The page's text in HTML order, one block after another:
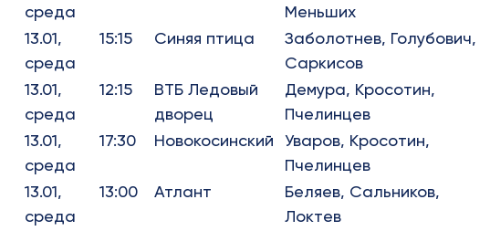
среда
Меньших
13.01,
среда
15:15 Синяя птица
Заболотнев, Голубович,
Саркисов
13.01,
среда
12:15
ВТБ Ледовый
дворец
Демура, Кросотин,
Пчелинцев
13.01,
среда
17:30 Новокосинский
Уваров, Кросотин,
Пчелинцев
13.01,
среда
13:00 Атлант
Беляев, Сальников,
Локтев